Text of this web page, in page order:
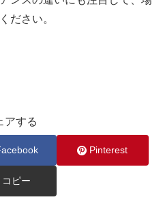
ださい。
アする
Pinterest
コピー